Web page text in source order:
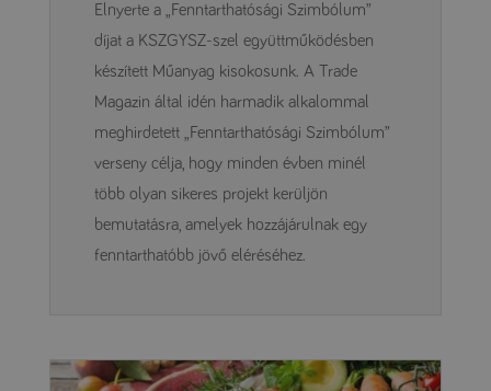
Elnyerte a „Fenntarthatósági Szimbólum”
díjat a KSZGYSZ-szel együttműködésben
készített Műanyag kisokosunk. A Trade
Magazin által idén harmadik alkalommal
meghirdetett „Fenntarthatósági Szimbólum”
verseny célja, hogy minden évben minél
több olyan sikeres projekt kerüljön
bemutatásra, amelyek hozzájárulnak egy
fenntarthatóbb jövő eléréséhez.